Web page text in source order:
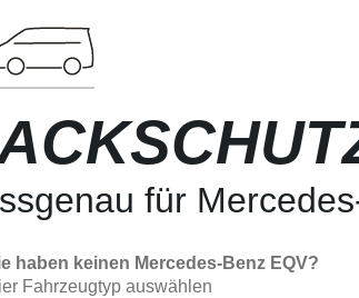
für
haben keinen Mercedes-Benz EQV?
Fahrzeugtyp auswählen